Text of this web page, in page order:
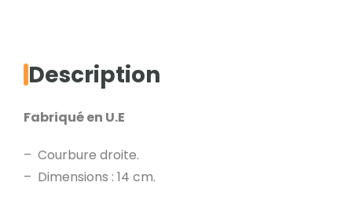
Description
Fabriqué en U.E
– Courbure droite.
– Dimensions : 14 cm.